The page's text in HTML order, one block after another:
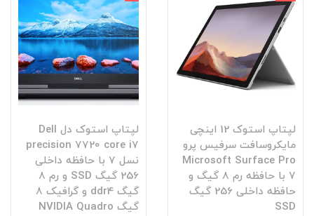
لپتاپ استوک 12 اینچی
مایکروسافت سرفیس پرو
Microsoft Surface Pro
7 با حافظه رم 8 گیگ و
حافظه داخلی 256 گیگ
SSD
لپتاپ استوک دل Dell
precision 7720 core i7
نسل 7 با حافظه داخلی
256 گیگ SSD و رم 8
گیگ ddr4 و گرافیک 8
گیگ NVIDIA Quadro